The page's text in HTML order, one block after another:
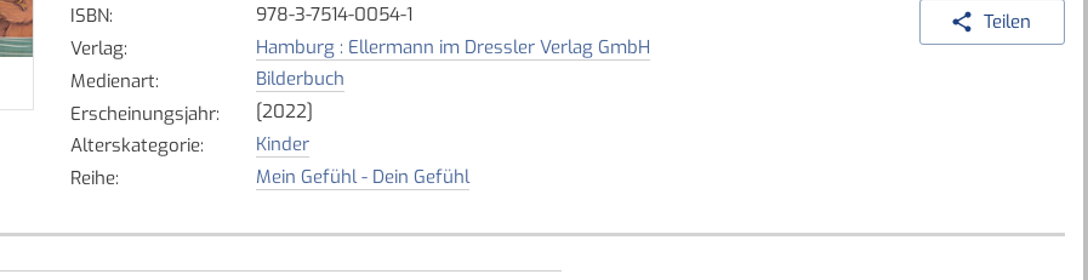
ISBN:
978-3-7514-0054-1
Verlag:
Hamburg : Ellermann im Dressler Verlag GmbH
Medienart:
Bilderbuch
Erscheinungsjahr:
[2022]
Alterskategorie:
Kinder
Reihe: Mein Gefühl - Dein Gefühl
Teilen